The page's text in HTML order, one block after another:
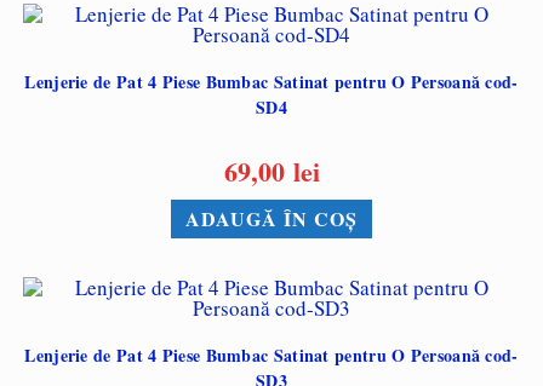
Lenjerie de Pat 4 Piese Bumbac Satinat pentru O Persoană cod-
SD4
69,00 lei
ADAUGĂ ÎN COȘ
Lenjerie de Pat 4 Piese Bumbac Satinat pentru O Persoană cod-
SD3